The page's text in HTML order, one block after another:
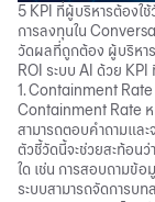
5 KPI ที่ผู้บริหารต้องใช้
การลงทุนใน
วัดผลที่ถูกต้อง ผู้บริหา
ROI ระบบ AI ด้วย
1. Containment Rate
Containment Rate
สามารถตอบคำถามและ
ตัวชี้วัดนี้จะช่วยสะท้อน
ใด เช่น การสอบถามข้อ
ระบบสามารถจัดการบท